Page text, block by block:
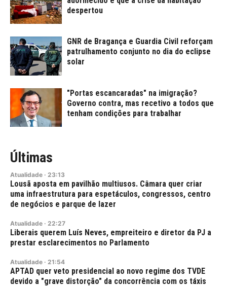
despertou
GNR de Bragança e Guardia Civil reforçam
patrulhamento conjunto no dia do eclipse
solar
"Portas escancaradas" na imigração?
Governo contra, mas recetivo a todos que
tenham condições para trabalhar
Últimas
Atualidade · 23:13
Lousã aposta em pavilhão multiusos. Câmara quer criar
uma infraestrutura para espetáculos, congressos, centro
de negócios e parque de lazer
Atualidade · 22:27
Liberais querem Luís Neves, empreiteiro e diretor da PJ a
prestar esclarecimentos no Parlamento
Atualidade · 21:54
APTAD quer veto presidencial ao novo regime dos TVDE
devido a "grave distorção" da concorrência com os táxis